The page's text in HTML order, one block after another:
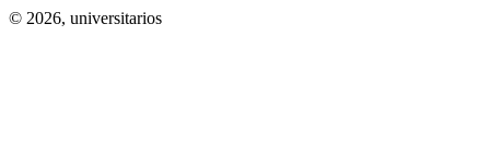
© 2026, universitarios